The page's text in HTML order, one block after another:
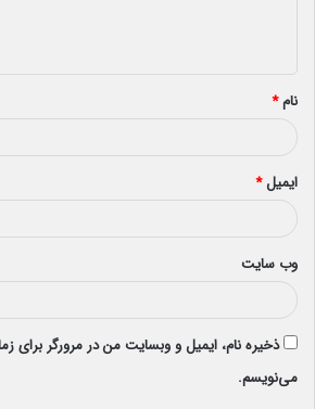
*
نام*
ایمیل*
وب‌ سایت
ذخیره نام، ایمیل و وبسایت من در مرورگر برای
می‌نویسم.